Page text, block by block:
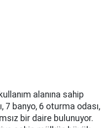
alanına sahip
7 banyo, 6 oturma odası,
bir daire bulunuyor.